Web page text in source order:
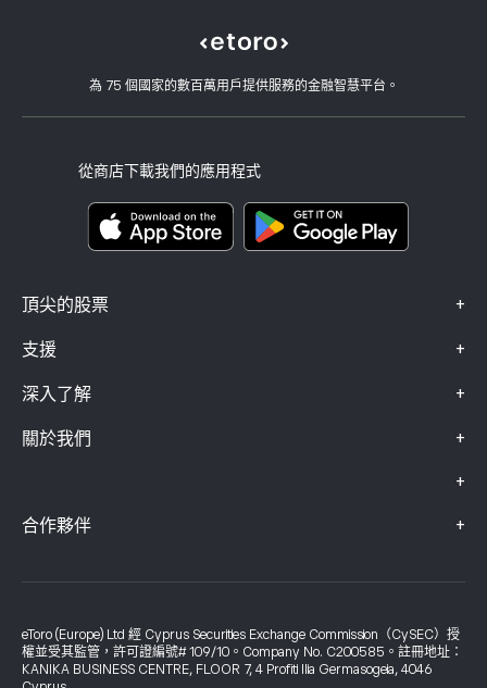
為 75 個國家的數百萬用戶提供服務的金融智慧平台。
從商店下載我們的應用程式
頂尖的股票 +
支援 +
用戶端漏洞
深入了解 +
關於我們 +
我們的辦事處
+
風險揭露
關鍵資訊文件
投訴資料（FCA 客戶）
合作夥伴 +
投資保險
eToro (Europe) Ltd 經 Cyprus Securities Exchange Commission（CySEC）授
權並受其監管，許可證編號# 109/10。Company No. C200585。註冊地址：
KANIKA BUSINESS CENTRE, FLOOR 7, 4 Profiti Ilia Germasogeia, 4046